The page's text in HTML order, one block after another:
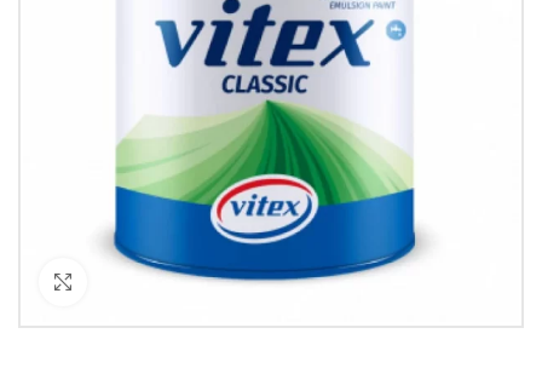
Кликнете за уголемяване